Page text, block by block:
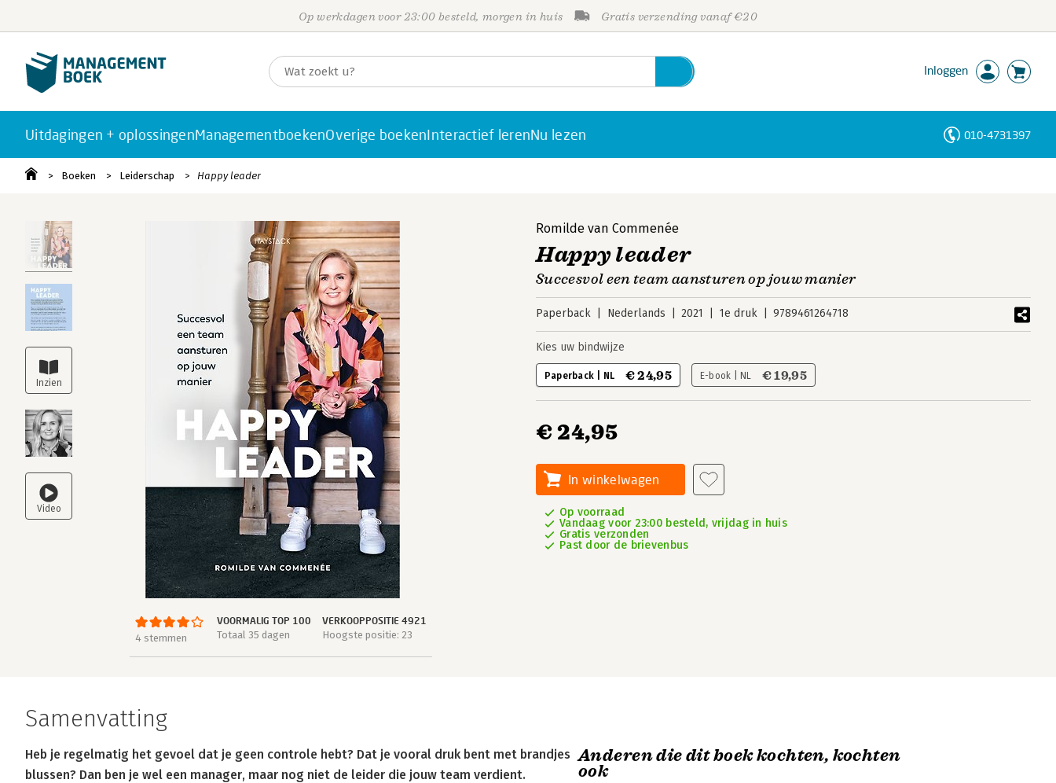
Op werkdagen voor 23:00 besteld, morgen in huis Gratis verzending vanaf €20
Inloggen
Uitdagingen + oplossingenManagementboekenOverige boekenInteractief lerenNu lezen 010-4731397
Boeken Leiderschap Happy leader
4 stemmen
VOORMALIG TOP 100
Totaal 35 dagen
VERKOOPPOSITIE 4921
Hoogste positie: 23
Romilde van Commenée
Happy leader
Succesvol een team aansturen op jouw manier
Paperback Nederlands 2021 1e druk 9789461264718
Kies uw bindwijze
Paperback | NL € 24,95 E-book | NL € 19,95
€ 24,95
In winkelwagen
Op voorraad
Vandaag voor 23:00 besteld, vrijdag in huis
Gratis verzonden
Past door de brievenbus
Samenvatting
Heb je regelmatig het gevoel dat je geen controle hebt? Dat je vooral druk bent met brandjes
blussen? Dan ben je wel een manager, maar nog niet de leider die jouw team verdient.
Anderen die dit boek kochten, kochten
ook
Personen